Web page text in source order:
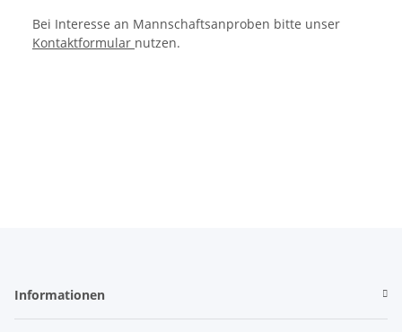
Bei Interesse an Mannschaftsanproben bitte unser
Kontaktformular nutzen.
Informationen